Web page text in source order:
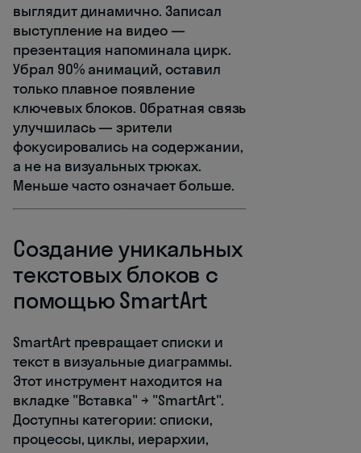
выглядит динамично. Записал
выступление на видео —
презентация напоминала цирк.
Убрал 90% анимаций, оставил
только плавное появление
ключевых блоков. Обратная связь
улучшилась — зрители
фокусировались на содержании,
а не на визуальных трюках.
Меньше часто означает больше.
Создание уникальных
текстовых блоков с
помощью SmartArt
SmartArt превращает списки и
текст в визуальные диаграммы.
Этот инструмент находится на
вкладке "Вставка" → "SmartArt".
Доступны категории: списки,
процессы, циклы, иерархии,